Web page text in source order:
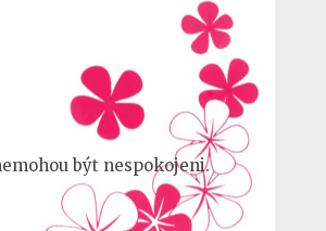
být nespokojeni.